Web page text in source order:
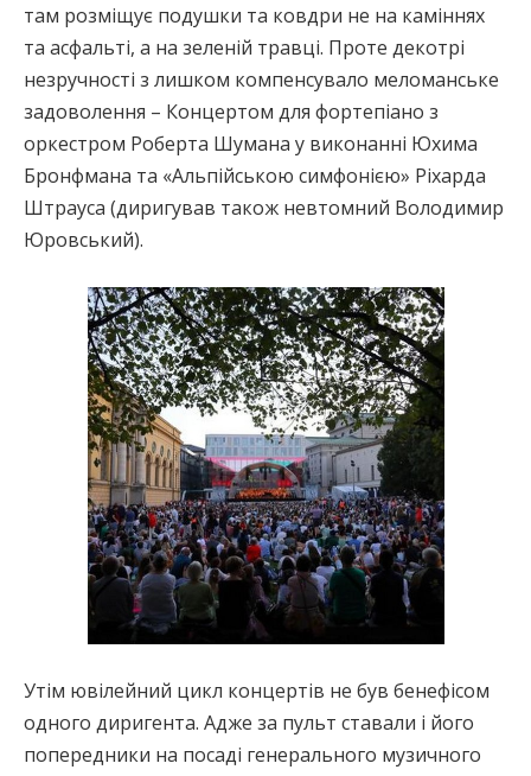
там розміщує подушки та ковдри не на каміннях
та асфальті, а на зеленій травці. Проте декотрі
незручності з лишком компенсувало меломанське
задоволення – Концертом для фортепіано з
оркестром Роберта Шумана у виконанні Юхима
Бронфмана та «Альпійською симфонією» Ріхарда
Штрауса (диригував також невтомний Володимир
Юровський).
Утім ювілейний цикл концертів не був бенефісом
одного диригента. Адже за пульт ставали і його
попередники на посаді генерального музичного